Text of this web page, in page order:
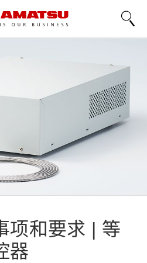
项和要求 | 等
器